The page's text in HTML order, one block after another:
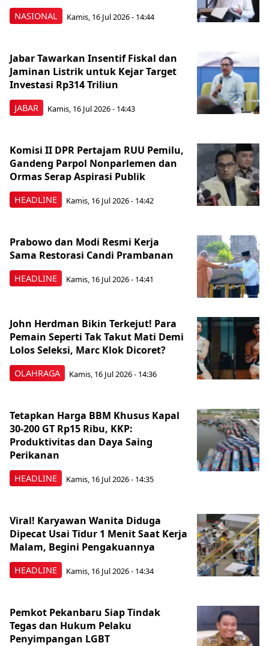
NASIONAL Kamis, 16 Jul 2026 - 14:44
JABAR
Jabar Tawarkan Insentif Fiskal dan
Jaminan Listrik untuk Kejar Target
Investasi Rp314 Triliun
Kamis, 16 Jul 2026 - 14:43
HEADLINE
Komisi II DPR Pertajam RUU Pemilu,
Gandeng Parpol Nonparlemen dan
Ormas Serap Aspirasi Publik
Kamis, 16 Jul 2026 - 14:42
HEADLINE
Prabowo dan Modi Resmi Kerja
Sama Restorasi Candi Prambanan
Kamis, 16 Jul 2026 - 14:41
OLAHRAGA
John Herdman Bikin Terkejut! Para
Pemain Seperti Tak Takut Mati Demi
Lolos Seleksi, Marc Klok Dicoret?
Kamis, 16 Jul 2026 - 14:36
HEADLINE
Tetapkan Harga BBM Khusus Kapal
30-200 GT Rp15 Ribu, KKP:
Produktivitas dan Daya Saing
Perikanan
Kamis, 16 Jul 2026 - 14:35
HEADLINE
Viral! Karyawan Wanita Diduga
Dipecat Usai Tidur 1 Menit Saat Kerja
Malam, Begini Pengakuannya
Kamis, 16 Jul 2026 - 14:34
Pemkot Pekanbaru Siap Tindak
Tegas dan Hukum Pelaku
Penyimpangan LGBT